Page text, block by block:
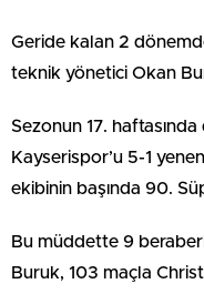
Geride kalan 2
teknik yönetici Okan
Sezonun 17.
Kayserispor’u 5-1 yenen
ekibinin başında 90.
Bu müddette 9
Buruk, 103 maçla